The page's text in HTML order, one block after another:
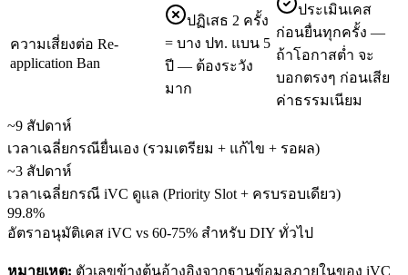
ความเสี่ยงต่อ Re-
application Ban
ปฏิเสธ 2 ครั้ง
= บาง ปท. แบน 5
ปี — ต้องระวัง
มาก
ประเมินเคส
ก่อนยื่นทุกครั้ง —
ถ้าโอกาสต่ำ จะ
บอกตรงๆ ก่อนเสีย
ค่าธรรมเนียม
~9 สัปดาห์
เวลาเฉลี่ยกรณียื่นเอง (รวมเตรียม + แก้ไข + รอผล)
~3 สัปดาห์
เวลาเฉลี่ยกรณี iVC ดูแล (Priority Slot + ครบรอบเดียว)
99.8%
อัตราอนุมัติเคส iVC vs 60-75% สำหรับ DIY ทั่วไป
หมายเหตุ: ตัวเลขข้างต้นอ้างอิงจากฐานข้อมูลภายในของ iVC